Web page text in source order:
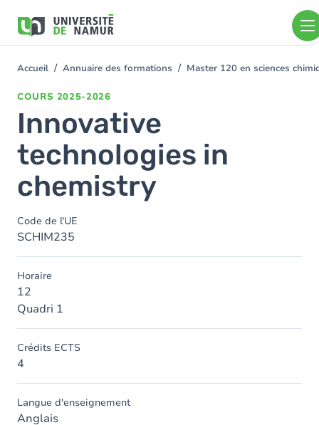
contenu
You
Accueil Annuaire des formations Master 120 en sciences
COURS 2025-2026
Innovative
technologies in
chemistry
Code de l'UE
SCHIM235
Horaire
12
Quadri 1
Crédits ECTS
4
Langue d'enseignement
Anglais